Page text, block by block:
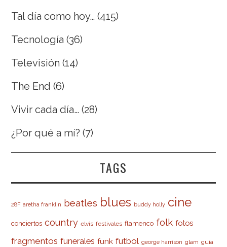
Tal día como hoy… (415)
Tecnología (36)
Televisión (14)
The End (6)
Vivir cada día… (28)
¿Por qué a mí? (7)
TAGS
28F aretha franklin beatles blues buddy holly cine
conciertos country elvis festivales flamenco folk fotos
fragmentos funerales funk futbol george harrison glam guía